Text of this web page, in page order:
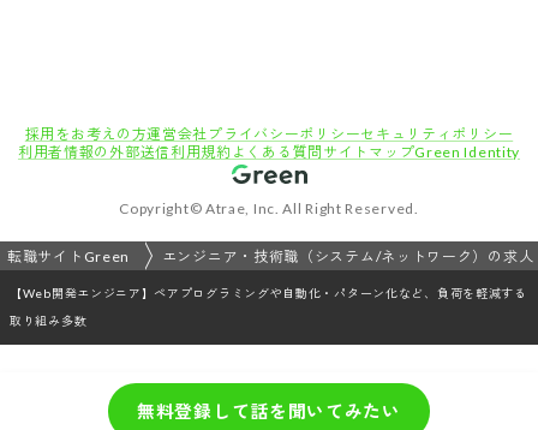
無料登録して話を聞いてみたい
採用をお考えの方運営会社 プライバシーポリシーセキュリティポリシー
利用者情報の外部送信利用規約 よくある質問 サイトマップGreen Identity
Copyright© Atrae, Inc. All Right Reserved.
転職サイトGreen エンジニア・技術職（システム/ネットワーク）の求人
【Web開発エンジニア】ペアプログラミングや自動化・パターン化など、負荷を軽減する
取り組み多数